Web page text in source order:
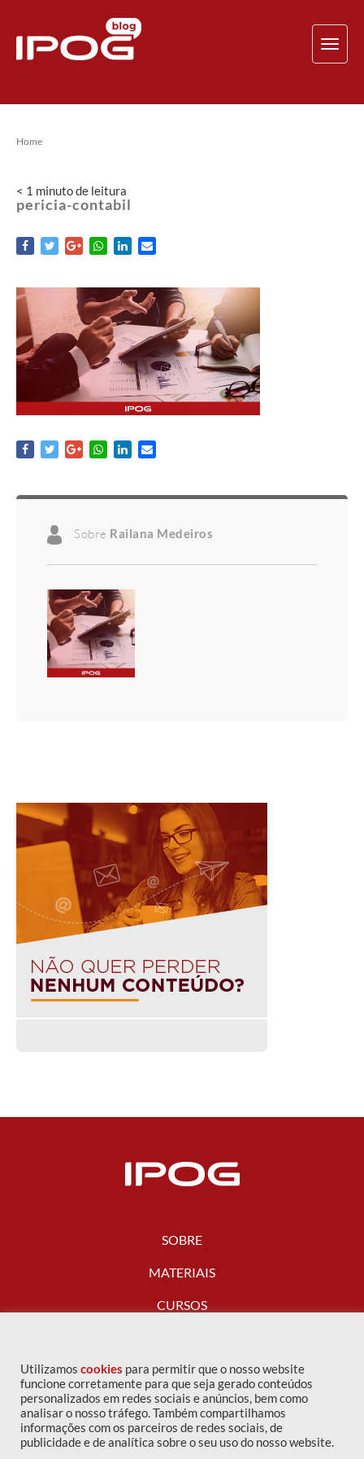
Home
< 1 minutode leitura
pericia-contabil
Sobre Railana Medeiros
SOBRE
MATERIAIS
CURSOS
FALE CONOSCO
Utilizamos cookies para permitir que o nosso website
funcione corretamente para que seja gerado conteúdos
personalizados em redes sociais e anúncios, bem como
analisar o nosso tráfego. Também compartilhamos
informações com os parceiros de redes sociais, de
publicidade e de analítica sobre o seu uso do nosso website.